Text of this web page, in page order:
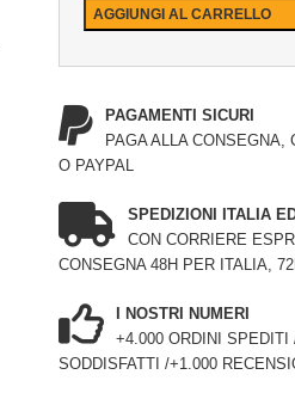
AGGIUNGI AL CARRELLO
PAGAMENTI SICURI
PAGA ALLA
O PAYPAL
SPEDIZIONI ITALIA
CON CORRIERE
CONSEGNA 48H PER ITALIA,
I NOSTRI NUMERI
+4.000 ORDINI SPEDITI
SODDISFATTI /+1.000